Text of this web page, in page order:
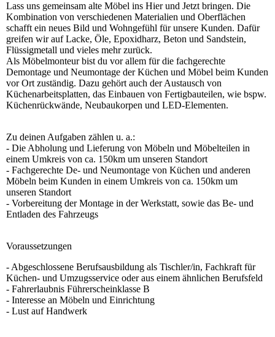
Lass uns gemeinsam alte Möbel ins Hier und Jetzt bringen. Die
Kombination von verschiedenen Materialien und Oberflächen
schafft ein neues Bild und Wohngefühl für unsere Kunden. Dafür
greifen wir auf Lacke, Öle, Epoxidharz, Beton und Sandstein,
Flüssigmetall und vieles mehr zurück.
Als Möbelmonteur bist du vor allem für die fachgerechte
Demontage und Neumontage der Küchen und Möbel beim Kunden
vor Ort zuständig. Dazu gehört auch der Austausch von
Küchenarbeitsplatten, das Einbauen von Fertigbauteilen, wie bspw.
Küchenrückwände, Neubaukorpen und LED-Elementen.
Zu deinen Aufgaben zählen u. a.:
- Die Abholung und Lieferung von Möbeln und Möbelteilen in
einem Umkreis von ca. 150km um unseren Standort
- Fachgerechte De- und Neumontage von Küchen und anderen
Möbeln beim Kunden in einem Umkreis von ca. 150km um
unseren Standort
- Vorbereitung der Montage in der Werkstatt, sowie das Be- und
Entladen des Fahrzeugs
Voraussetzungen
- Abgeschlossene Berufsausbildung als Tischler/in, Fachkraft für
Küchen- und Umzugsservice oder aus einem ähnlichen Berufsfeld
- Fahrerlaubnis Führerscheinklasse B
- Interesse an Möbeln und Einrichtung
- Lust auf Handwerk